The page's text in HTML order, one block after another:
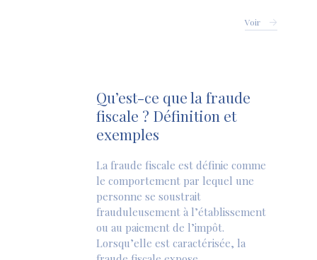
Voir
Qu’est-ce que la fraude
fiscale ? Définition et
exemples
La fraude fiscale est définie comme
le comportement par lequel une
personne se soustrait
frauduleusement à l’établissement
ou au paiement de l’impôt.
Lorsqu’elle est caractérisée, la